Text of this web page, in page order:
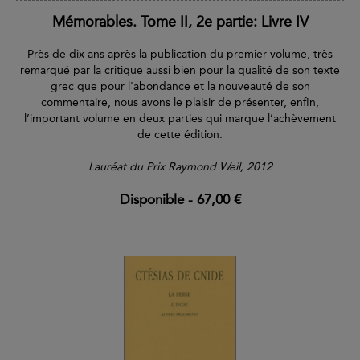
Mémorables. Tome II, 2e partie: Livre IV
Près de dix ans après la publication du premier volume, très
remarqué par la critique aussi bien pour la qualité de son texte
grec que pour l'abondance et la nouveauté de son
commentaire, nous avons le plaisir de présenter, enfin,
l’important volume en deux parties qui marque l’achèvement
de cette édition.
Lauréat du Prix Raymond Weil, 2012
Disponible- 67,00 €